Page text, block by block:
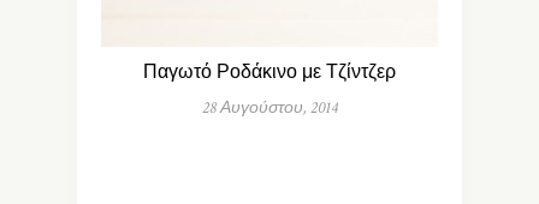
Παγωτό Ροδάκινο με Τζίντζερ
28 Αυγούστου, 2014